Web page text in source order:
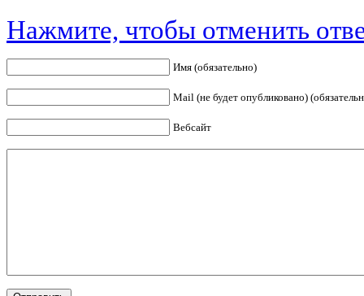
Нажмите, чтобы отменить
Имя (обязательно)
Mail (не будет опубликовано)
Вебсайт